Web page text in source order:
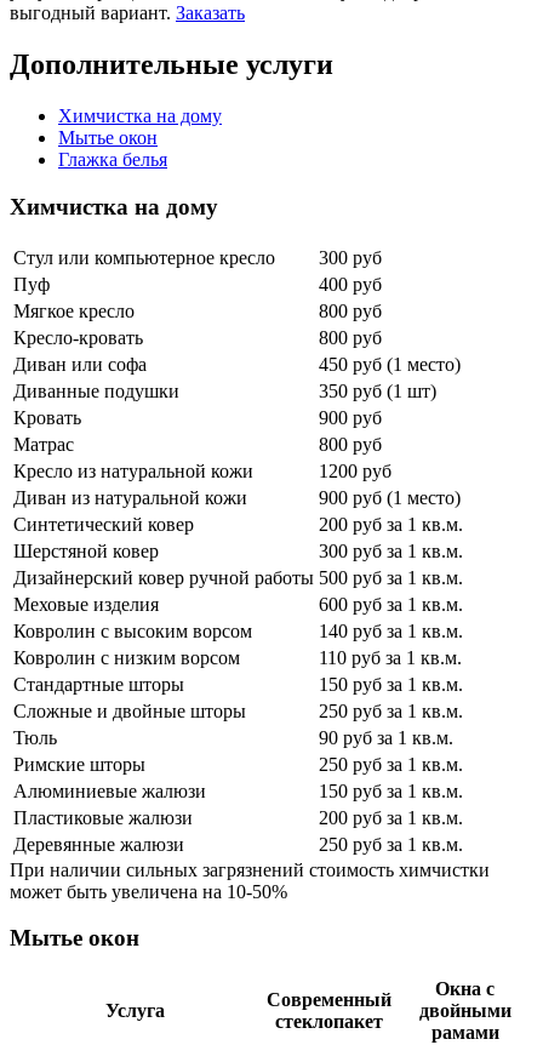
выгодный вариант. Заказать
Дополнительные услуги
Химчистка на дому
Мытье окон
Глажка белья
Химчистка на дому
Стул или компьютерное кресло
300 руб
Пуф
400 руб
Мягкое кресло
800 руб
Кресло-кровать
800 руб
Диван или софа
450 руб (1 место)
Диванные подушки
350 руб (1 шт)
Кровать
900 руб
Матрас
800 руб
Кресло из натуральной кожи
1200 руб
Диван из натуральной кожи
900 руб (1 место)
Синтетический ковер
200 руб за 1 кв.м.
Шерстяной ковер
300 руб за 1 кв.м.
Дизайнерский ковер ручной работы 500 руб за 1 кв.м.
Меховые изделия
600 руб за 1 кв.м.
Ковролин с высоким ворсом
140 руб за 1 кв.м.
Ковролин с низким ворсом
110 руб за 1 кв.м.
Стандартные шторы
150 руб за 1 кв.м.
Сложные и двойные шторы
250 руб за 1 кв.м.
Тюль
90 руб за 1 кв.м.
Римские шторы
250 руб за 1 кв.м.
Алюминиевые жалюзи
150 руб за 1 кв.м.
Пластиковые жалюзи
200 руб за 1 кв.м.
Деревянные жалюзи
250 руб за 1 кв.м.
При наличии сильных загрязнений стоимость химчистки
может быть увеличена на 10-50%
Мытье окон
Услуга
Современный
стеклопакет
Окна с
двойными
рамами